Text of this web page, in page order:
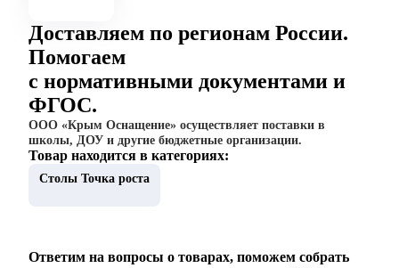
Доставляем по регионам России.
Помогаем
с нормативными документами и
ФГОС.
ООО «Крым Оснащение» осуществляет поставки в
школы, ДОУ и другие бюджетные организации.
Товар находится в категориях:
Столы Точка роста
Ответим на вопросы о товарах, поможем собрать